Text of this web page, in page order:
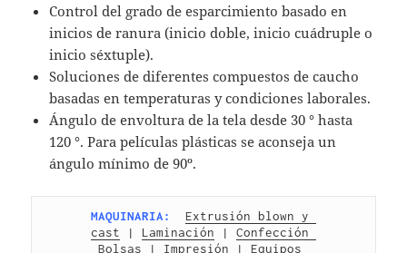
Control del grado de esparcimiento basado en
inicios de ranura (inicio doble, inicio cuádruple o
inicio séxtuple).
Soluciones de diferentes compuestos de caucho
basadas en temperaturas y condiciones laborales.
Ángulo de envoltura de la tela desde 30 ° hasta
120 °. Para películas plásticas se aconseja un
ángulo mínimo de 90º.
MAQUINARIA:
Extrusión blown y
cast | Laminación | Confección
Bolsas | Impresión | Equipos